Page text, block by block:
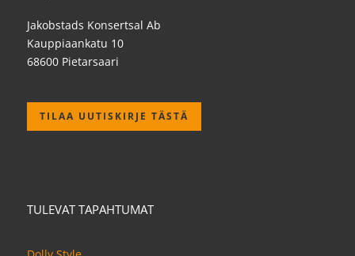
Jakobstads Konsertsal Ab
Kauppiaankatu 10
68600 Pietarsaari
TILAA UUTISKIRJE TÄSTÄ
TULEVAT TAPAHTUMAT